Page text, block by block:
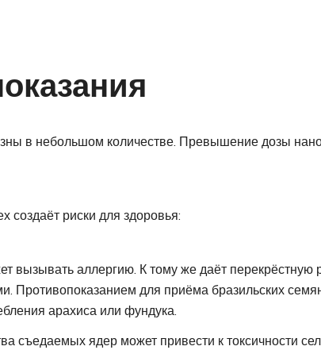
в небольшом количестве. Превышение дозы
создаёт риски для здоровья:
вызывать аллергию. К тому же даёт перекрёстную
Противопоказанием для приёма бразильских
арахиса или фундука.
съедаемых ядер может привести к токсичности